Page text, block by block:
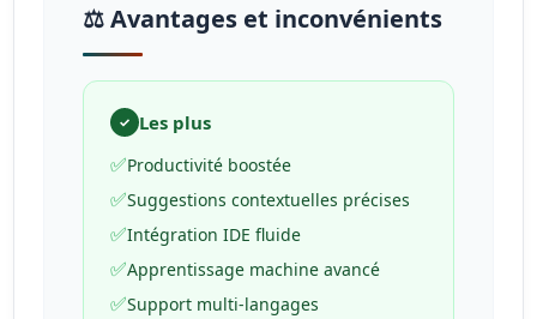
⚖️ Avantages et inconvénients
✓ Les plus
✅Productivité boostée
✅Suggestions contextuelles précises
✅Intégration IDE fluide
✅Apprentissage machine avancé
✅Support multi-langages